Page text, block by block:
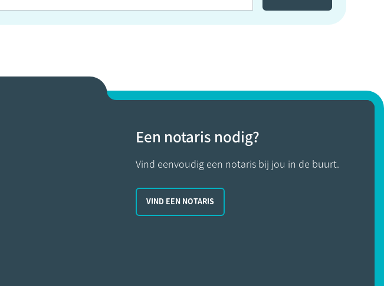
Een notaris nodig?
Vind eenvoudig een notaris bij jou in de buurt.
VIND EEN NOTARIS